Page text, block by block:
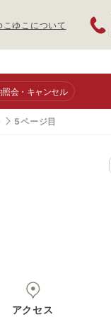
こゆこについて
照会・キャンセル
5ページ目
アクセス